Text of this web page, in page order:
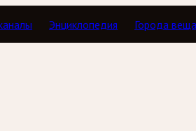
Энциклопедия Города